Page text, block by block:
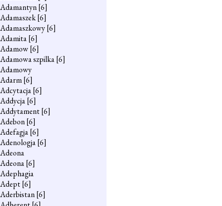
Adamantyn[6]
Adamaszek[6]
Adamaszkowy[6]
Adamita[6]
Adamow[6]
Adamowa szpilka[6]
Adamowy
Adarm[6]
Adcytacja[6]
Addycja[6]
Addytament[6]
Adebon[6]
Adefagja[6]
Adenologja[6]
Adeona
Adeona[6]
Adephagia
Adept[6]
Aderbistan[6]